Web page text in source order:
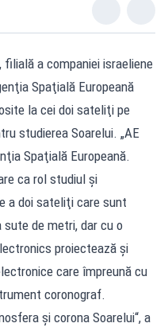
filială a companiei israeliene
Spaţială Europeană
la cei doi sateliţi pe
stu­dierea Soarelui. „AE
Spaţială Europeană.
ca rol studiul şi
a doi sateliţi care sunt
de metri, dar cu o
proiectează şi
care împreună cu
coronograf.
şi corona Soarelui“, a